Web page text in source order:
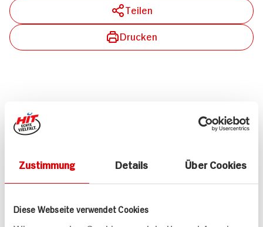
Zustimmung Details Über Cookies
Diese Webseite verwendet Cookies
Teilen
Drucken
Tante Fanny
Flammkuchenteig
DISCOUNT